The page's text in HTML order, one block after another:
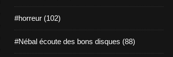
#horreur (102)
#Nébal écoute des bons disques (88)